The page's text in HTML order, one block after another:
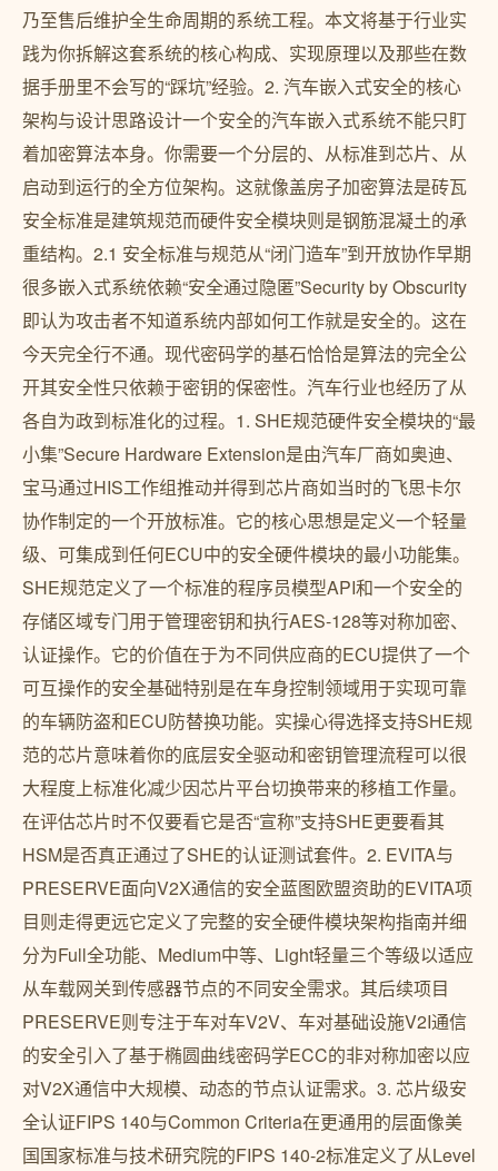
乃至售后维护全生命周期的系统工程。本文将基于行业实
践为你拆解这套系统的核心构成、实现原理以及那些在数
据手册里不会写的“踩坑”经验。2. 汽车嵌入式安全的核心
架构与设计思路设计一个安全的汽车嵌入式系统不能只盯
着加密算法本身。你需要一个分层的、从标准到芯片、从
启动到运行的全方位架构。这就像盖房子加密算法是砖瓦
安全标准是建筑规范而硬件安全模块则是钢筋混凝土的承
重结构。2.1 安全标准与规范从“闭门造车”到开放协作早期
很多嵌入式系统依赖“安全通过隐匿”Security by Obscurity
即认为攻击者不知道系统内部如何工作就是安全的。这在
今天完全行不通。现代密码学的基石恰恰是算法的完全公
开其安全性只依赖于密钥的保密性。汽车行业也经历了从
各自为政到标准化的过程。1. SHE规范硬件安全模块的“最
小集”Secure Hardware Extension是由汽车厂商如奥迪、
宝马通过HIS工作组推动并得到芯片商如当时的飞思卡尔
协作制定的一个开放标准。它的核心思想是定义一个轻量
级、可集成到任何ECU中的安全硬件模块的最小功能集。
SHE规范定义了一个标准的程序员模型API和一个安全的
存储区域专门用于管理密钥和执行AES-128等对称加密、
认证操作。它的价值在于为不同供应商的ECU提供了一个
可互操作的安全基础特别是在车身控制领域用于实现可靠
的车辆防盗和ECU防替换功能。实操心得选择支持SHE规
范的芯片意味着你的底层安全驱动和密钥管理流程可以很
大程度上标准化减少因芯片平台切换带来的移植工作量。
在评估芯片时不仅要看它是否“宣称”支持SHE更要看其
HSM是否真正通过了SHE的认证测试套件。2. EVITA与
PRESERVE面向V2X通信的安全蓝图欧盟资助的EVITA项
目则走得更远它定义了完整的安全硬件模块架构指南并细
分为Full全功能、Medium中等、Light轻量三个等级以适应
从车载网关到传感器节点的不同安全需求。其后续项目
PRESERVE则专注于车对车V2V、车对基础设施V2I通信
的安全引入了基于椭圆曲线密码学ECC的非对称加密以应
对V2X通信中大规模、动态的节点认证需求。3. 芯片级安
全认证FIPS 140与Common Criteria在更通用的层面像美
国国家标准与技术研究院的FIPS 140-2标准定义了从Level